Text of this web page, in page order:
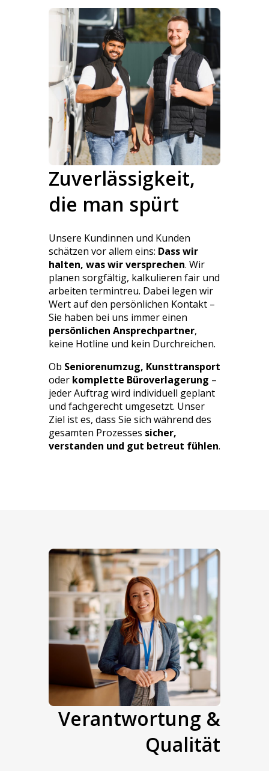
Zuverlässigkeit,
die man spürt
Unsere Kundinnen und Kunden
schätzen vor allem eins: Dass wir
halten, was wir versprechen. Wir
planen sorgfältig, kalkulieren fair und
arbeiten termintreu. Dabei legen wir
Wert auf den persönlichen Kontakt –
Sie haben bei uns immer einen
persönlichen Ansprechpartner,
keine Hotline und kein Durchreichen.
Ob Seniorenumzug, Kunsttransport
oder komplette Büroverlagerung –
jeder Auftrag wird individuell geplant
und fachgerecht umgesetzt. Unser
Ziel ist es, dass Sie sich während des
gesamten Prozesses sicher,
verstanden und gut betreut fühlen.
Verantwortung &
Qualität